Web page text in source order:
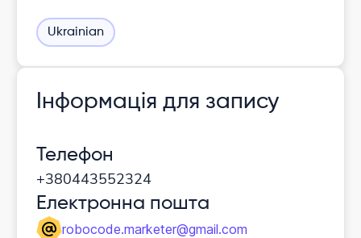
Ukrainian
Інформація для запису
Телефон
+380443552324
Електронна пошта
robocode.marketer@gmail.com